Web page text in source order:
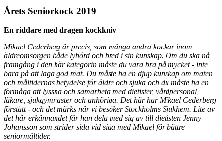
Årets Seniorkock 2019
En riddare med dragen kockkniv
Mikael Cederberg är precis, som många andra kockar inom
äldreomsorgen både lyhörd och bred i sin kunskap. Om du ska nå
framgång i den här kategorin måste du vara bra på mycket - inte
bara på att laga god mat. Du måste ha en djup kunskap om maten
och måltidernas betydelse för äldre och sjuka och du måste ha en
förmåga att lyssna och samarbeta med dietister, vårdpersonal,
läkare, sjukgymnaster och anhöriga. Det här har Mikael Cederberg
förstått - och det märks när vi besöker Stockholms Sjukhem. Lite av
det här erkännandet får han dela med sig av till dietisten Jenny
Johansson som strider sida vid sida med Mikael för bättre
seniormåltider.